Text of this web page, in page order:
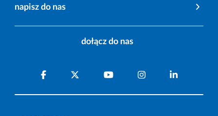
napisz do nas
dołącz do nas